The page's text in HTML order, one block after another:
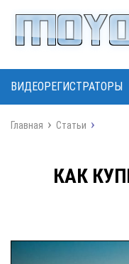
ВИДЕОРЕГИСТРАТОРЫ
Главная Статьи
КАК